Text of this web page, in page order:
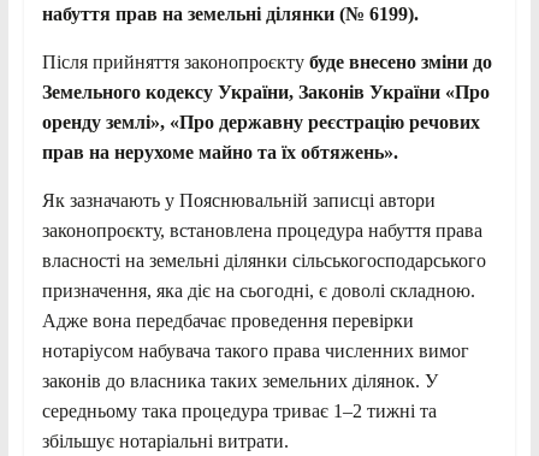
набуття прав на земельні ділянки (№ 6199).
Після прийняття законопроєкту буде внесено зміни до
Земельного кодексу України, Законів України «Про
оренду землі», «Про державну реєстрацію речових
прав на нерухоме майно та їх обтяжень».
Як зазначають у Пояснювальній записці автори
законопроєкту, встановлена процедура набуття права
власності на земельні ділянки сільськогосподарського
призначення, яка діє на сьогодні, є доволі складною.
Адже вона передбачає проведення перевірки
нотаріусом набувача такого права численних вимог
законів до власника таких земельних ділянок. У
середньому така процедура триває 1–2 тижні та
збільшує нотаріальні витрати.